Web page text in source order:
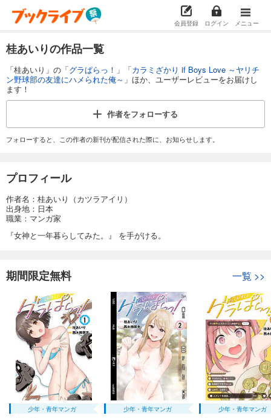
会員登録 ログイン メニュー
桂あいりの作品一覧
「桂あいり」の「グラぱらっ！ 」「カラミざかり if Boys Love ～ヤリチ
ン野球部の友達にハメられた俺～ 」ほか、ユーザーレビューをお届けし
ます！
作者をフォローする
フォローすると、この作者の新刊が配信された際に、お知らせします。
プロフィール
作者名：桂あいり（カツラアイリ）
出身地：日本
職業：マンガ家
『女神と一年暮らしてみた。』 を手がける。
期間限定無料 一覧 >>
少年・青年マンガ 少年・青年マンガ 少年・青年マンガ